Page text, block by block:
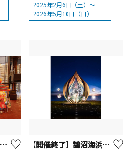
2025年2月6日（土）～
2026年5月10日（日）
【開催終了】横浜春節祭2026【横浜市】 【開催終了】鵠沼海浜公園HUG-RIDE PARK（ハグライドパーク）「湘南の宝石 HUG-RIDE PARK」～Seed of Beginning～